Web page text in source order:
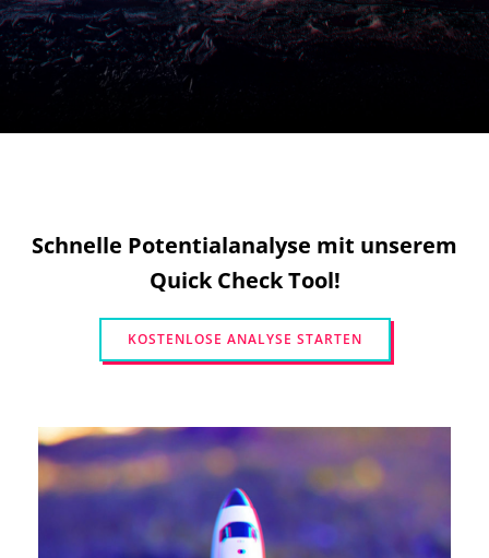
Schnelle Potentialanalyse mit unserem
Quick Check Tool!
KOSTENLOSE ANALYSE STARTEN